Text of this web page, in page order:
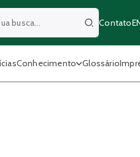
BuscarContato
Conhecimento Glossário